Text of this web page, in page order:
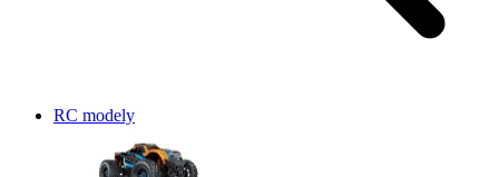
RC modely